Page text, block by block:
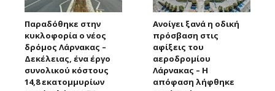
Παραδόθηκε στην
κυκλοφορία ο νέος
δρόμος Λάρνακας –
Δεκέλειας, ένα έργο
συνολικού κόστους
14,8 εκατομμυρίων
Ανοίγει ξανά η οδική
πρόσβαση στις
αφίξεις του
αεροδρομίου
Λάρνακας – Η
απόφαση λήφθηκε